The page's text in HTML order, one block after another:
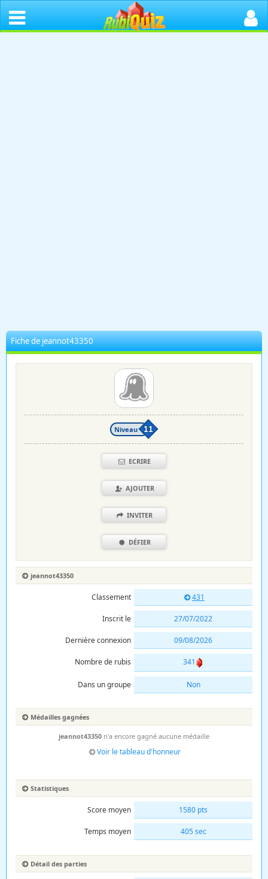
Fiche de jeannot43350
Niveau 11
ECRIRE
AJOUTER
INVITER
DÉFIER
jeannot43350
Classement 431
Inscrit le 27/07/2022
Dernière connexion 09/08/2026
Nombre de rubis 341
Dans un groupe Non
Médailles gagnées
jeannot43350 n'a encore gagné aucune médaille
Voir le tableau d'honneur
Statistiques
Score moyen 1580 pts
Temps moyen 405 sec
Détail des parties